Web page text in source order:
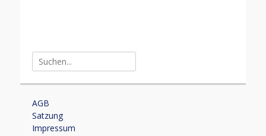
Suche
nach:
AGB
Satzung
Impressum